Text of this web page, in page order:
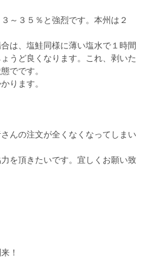
～３５％と強烈です。本州は２
は、塩鮭同様に薄い塩水で１時間
うど良くなります。これ、剥いた
でです。
ります。
んの注文が全くなくなってしまい
を頂きたいです。宜しくお願い致
！